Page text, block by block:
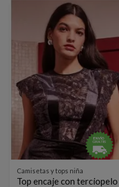
Camisetas y tops niña
Top encaje con terciopelo